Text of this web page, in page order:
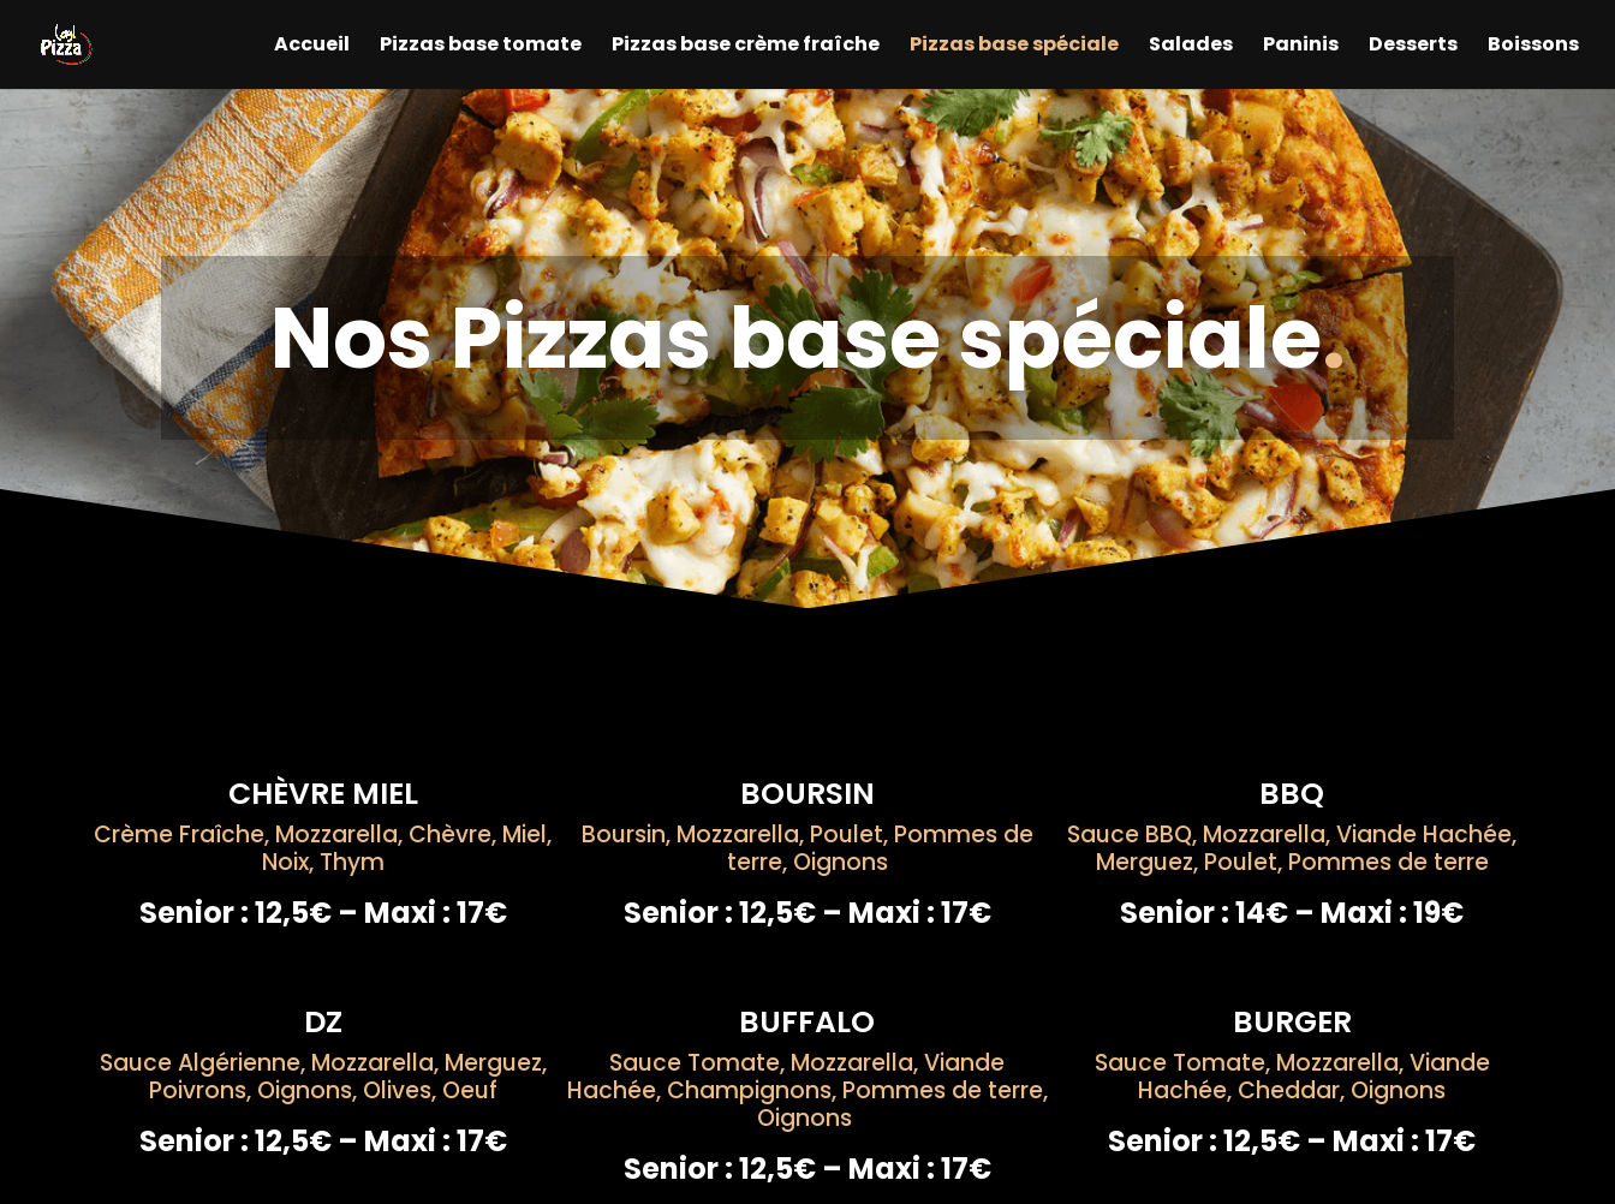
Accueil Pizzas base tomate Pizzas base crème fraîche Pizzas base spéciale Salades Paninis Desserts Boissons
Nos Pizzas base spéciale.
CHÈVRE MIEL
Crème Fraîche, Mozzarella, Chèvre, Miel,
Noix, Thym
Senior : 12,5€ – Maxi : 17€
BOURSIN
Boursin, Mozzarella, Poulet, Pommes de
terre, Oignons
Senior : 12,5€ – Maxi : 17€
BBQ
Sauce BBQ, Mozzarella, Viande Hachée,
Merguez, Poulet, Pommes de terre
Senior : 14€ – Maxi : 19€
DZ
Sauce Algérienne, Mozzarella, Merguez,
Poivrons, Oignons, Olives, Oeuf
Senior : 12,5€ – Maxi : 17€
BUFFALO
Sauce Tomate, Mozzarella, Viande
Hachée, Champignons, Pommes de terre,
Oignons
Senior : 12,5€ – Maxi : 17€
BURGER
Sauce Tomate, Mozzarella, Viande
Hachée, Cheddar, Oignons
Senior : 12,5€ – Maxi : 17€